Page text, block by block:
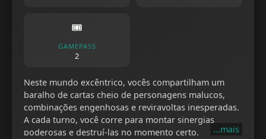
🎟️
GAMEPASS
2
Neste mundo excêntrico, vocês compartilham um
baralho de cartas cheio de personagens malucos,
combinações engenhosas e reviravoltas inesperadas.
A cada turno, você corre para montar sinergias
poderosas e destruí-las no momento certo.
...mais